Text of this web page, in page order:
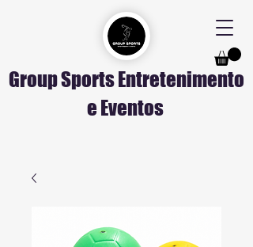
Group Sports Entretenimento
e Eventos